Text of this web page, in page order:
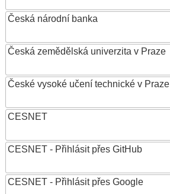
Česká národní banka
Česká zemědělská univerzita v Praze
České vysoké učení technické v Praze
CESNET
CESNET - Přihlásit přes GitHub
CESNET - Přihlásit přes Google